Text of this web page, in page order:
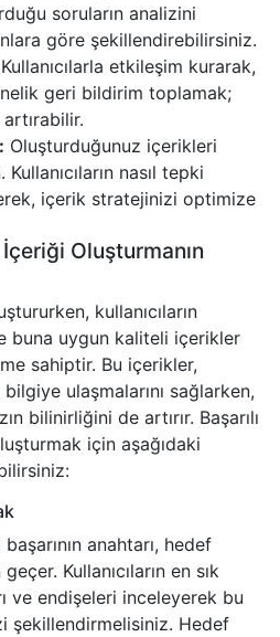
soruların analizini
göre şekillendirebilirsiniz.
Kullanıcılarla etkileşim kurarak,
geri bildirim toplamak;
Oluşturduğunuz içerikleri
nasıl tepki
içerik stratejinizi optimize
Oluşturmanın
kullanıcıların
buna uygun kaliteli içerikler
sahiptir. Bu içerikler,
bilgiye ulaşmalarını sağlarken,
bilinirliğini de artırır. Başarılı
için aşağıdaki
anahtarı, hedef
Kullanıcıların en sık
ve endişeleri inceleyerek bu
şekillendirmelisiniz. Hedef